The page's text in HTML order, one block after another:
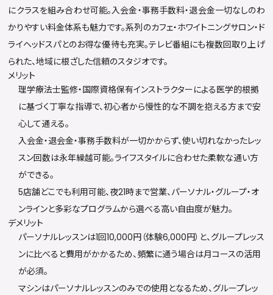
にクラスを組み合わせ可能。入会金・事務手数料・退会金一切なしのわ
かりやすい料金体系も魅力です。系列のカフェ・ホワイトニングサロン・ド
ライヘッドスパとのお得な優待も充実。テレビ番組にも複数回取り上げ
られた、地域に根ざした信頼のスタジオです。
メリット
理学療法士監修・国際資格保有インストラクターによる医学的根拠
に基づく丁寧な指導で、初心者から慢性的な不調を抱える方まで安
心して通える。
入会金・退会金・事務手数料が一切かからず、使い切れなかったレッ
スン回数は永年繰越可能。ライフスタイルに合わせた柔軟な通い方
ができる。
5店舗どこでも利用可能、夜21時まで営業、パーソナル・グループ・オ
ンラインと多彩なプログラムから選べる高い自由度が魅力。
デメリット
パーソナルレッスンは1回10,000円（体験6,000円）と、グループレッス
ンに比べると費用がかかるため、頻繁に通う場合は月コースの活用
が必須。
マシンはパーソナルレッスンのみでの使用となるため、グループレッ